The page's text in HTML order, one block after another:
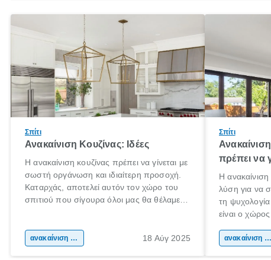
Σπίτι
Ανακαίνιση Κουζίνας: Ιδέες
Η ανακαίνιση κουζίνας πρέπει να γίνεται με
σωστή οργάνωση και ιδιαίτερη προσοχή.
Καταρχάς, αποτελεί αυτόν τον χώρο του
σπιτιού που σίγουρα όλοι μας θα θέλαμε
αναμφισβήτητα η “καρδιά” του σπιτιού.
ανακαίνιση σπιτιού 18 Αύγ 2025
Σπίτι
πρέπει να
Η ανακαίνιση
λύση για να
τη
είναι ο
Επομένως, ανακαίνιση σπιτιού